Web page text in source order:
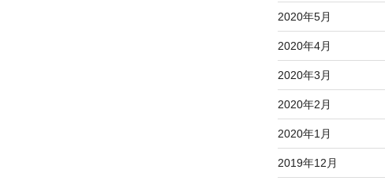
2020年5月
2020年4月
2020年3月
2020年2月
2020年1月
2019年12月